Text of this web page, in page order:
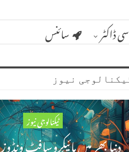
ڈاکٹر سائنس
نیوز
ٹیکنالوجی نیوز
دنیا بھر میں مائیکروسافٹ